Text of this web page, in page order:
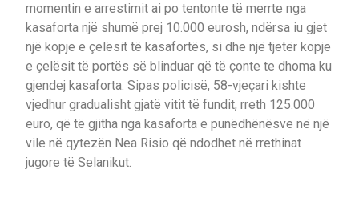
momentin e arrestimit ai po tentonte të merrte nga
kasaforta një shumë prej 10.000 eurosh, ndërsa iu gjet
një kopje e çelësit të kasafortës, si dhe një tjetër kopje
e çelësit të portës së blinduar që të çonte te dhoma ku
gjendej kasaforta. Sipas policisë, 58-vjeçari kishte
vjedhur gradualisht gjatë vitit të fundit, rreth 125.000
euro, që të gjitha nga kasaforta e punëdhënësve në një
vile në qytezën Nea Risio që ndodhet në rrethinat
jugore të Selanikut.